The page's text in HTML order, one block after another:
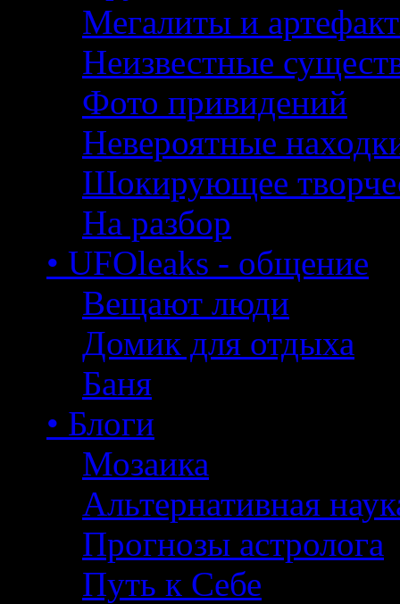
Мегалиты и
Неизвестные
Фото привидений
Невероятные
Шокирующее
На разбор
• UFOleaks - общение
Вещают люди
Домик для отдыха
Баня
• Блоги
Мозаика
Альтернативная
Прогнозы астролога
Путь к Себе